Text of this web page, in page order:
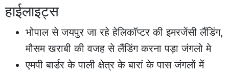
हाईलाइट्स
भोपाल से जयपुर जा रहे हेलिकॉप्टर की इमरजेंसी लैंडिंग,
मौसम खराबी की वजह से लैंडिंग करना पड़ा जंगलो मे
एमपी बार्डर के पाली क्षेत्र के बारां के पास जंगलों में